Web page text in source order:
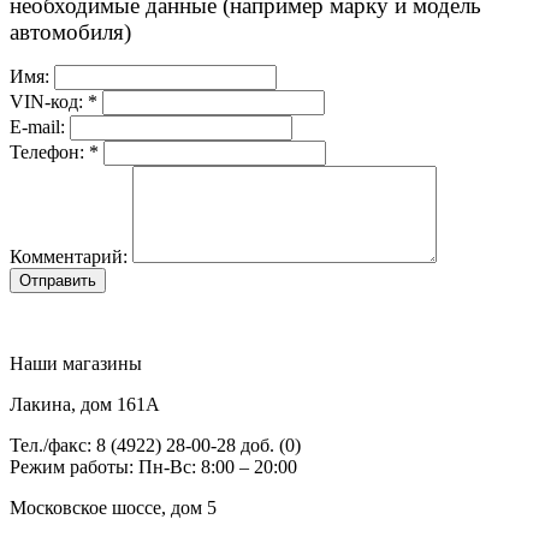
необходимые данные (например марку и модель
автомобиля)
Имя:
VIN-код: *
E-mail:
Телефон: *
Комментарий:
Отправить
Наши магазины
Лакина, дом 161А
Тел./факс: 8 (4922) 28-00-28 доб. (0)
Режим работы: Пн-Вс: 8:00 – 20:00
Московское шоссе, дом 5